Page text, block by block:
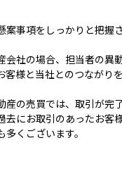
案事項をしっかりと把握
会社の場合、担当者の異
様と当社とのつながり
産の売買では、取引が完
去にお取引のあったお
くございます。